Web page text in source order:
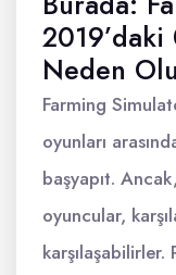
Neden
Farming
oyunları
başyapıt.
oyuncular,